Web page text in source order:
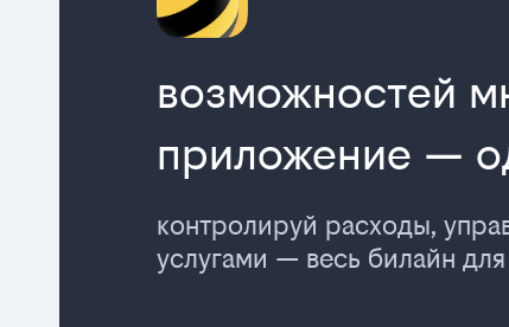
возможностей
приложение —
контролируй расходы,
услугами — весь билайн для